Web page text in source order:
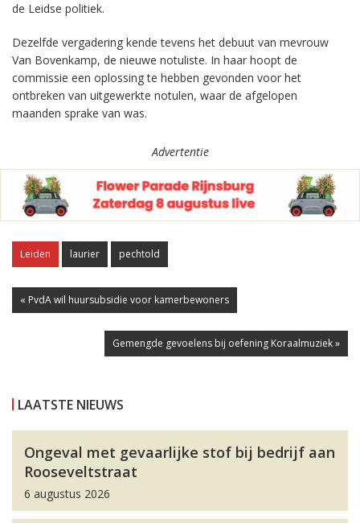
de Leidse politiek.
Dezelfde vergadering kende tevens het debuut van mevrouw
Van Bovenkamp, de nieuwe notuliste. In haar hoopt de
commissie een oplossing te hebben gevonden voor het
ontbreken van uitgewerkte notulen, waar de afgelopen
maanden sprake van was.
Advertentie
Leiden laurier pechtold
« PvdA wil huursubsidie voor kamerbewoners
Gemengde gevoelens bij oefening Koraalmuziek »
LAATSTE NIEUWS
Ongeval met gevaarlijke stof bij bedrijf aan
Rooseveltstraat
6 augustus 2026